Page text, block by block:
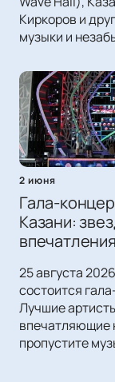
Киркоров и
музыки и
2 июня
Гала-
Казани:
впечатления
25 августа
состоится
Лучшие
впечатляющие
пропустите